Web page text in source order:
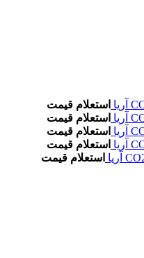
استعلام قیمت
استعلام قیمت
استعلام قیمت
استعلام قیمت
استعلام قیمت